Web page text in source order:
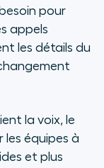
pour
appels
les détails du
la voix, le
les équipes à
et plus